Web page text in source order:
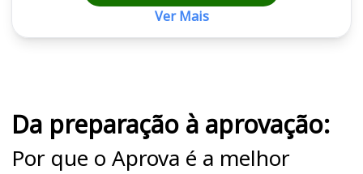
Ver Mais
Da preparação à aprovação:
Por que o Aprova é a melhor